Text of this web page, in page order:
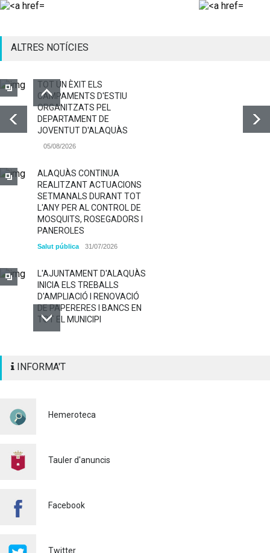
ALTRES NOTÍCIES
TOT UN ÈXIT ELS
CAMPAMENTS D'ESTIU
ORGANITZATS PEL
DEPARTAMENT DE
JOVENTUT D'ALAQUÀS
05/08/2026
ALAQUÀS CONTINUA
REALITZANT ACTUACIONS
SETMANALS DURANT TOT
L'ANY PER AL CONTROL DE
MOSQUITS, ROSEGADORS I
PANEROLES
Salut pública 31/07/2026
L'AJUNTAMENT D'ALAQUÀS
INICIA ELS TREBALLS
D'AMPLIACIÓ I RENOVACIÓ
DE PAPERERES I BANCS EN
TOT EL MUNICIPI
SENYALITZACIÓ
Policia 29/07/2026
A CONTROLAR LA
INFORMA'T
Hemeroteca
Tauler d'anuncis
Facebook
Twitter